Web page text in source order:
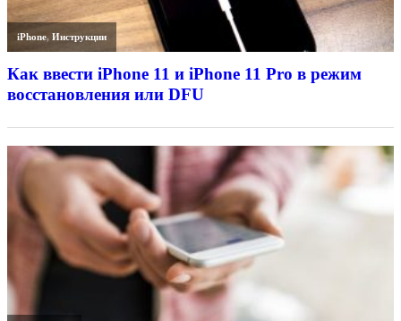
iPhone,Инструкции
Как ввести iPhone 11 и iPhone 11 Pro в режим
восстановления или DFU